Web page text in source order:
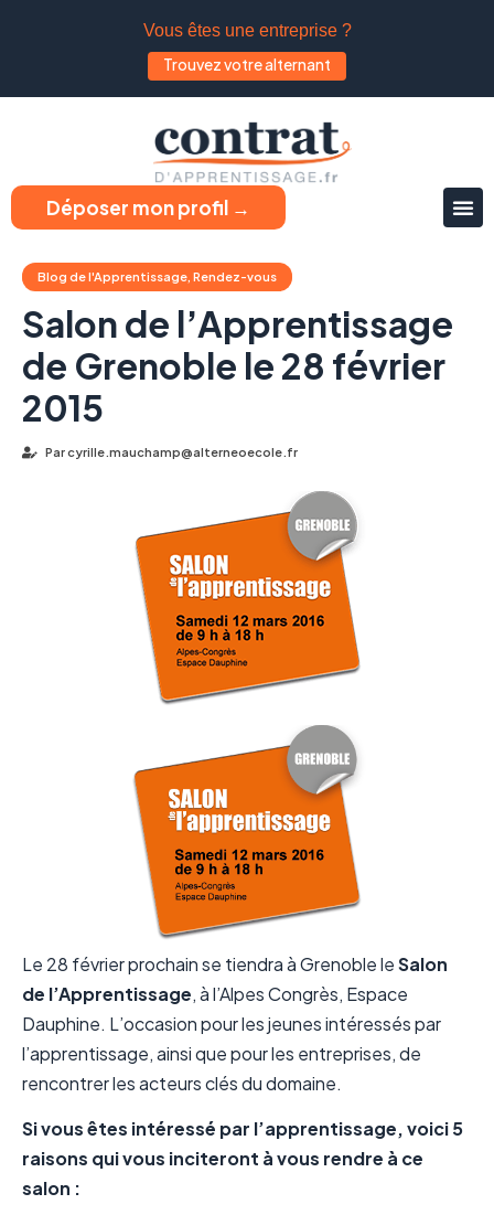
Vous êtes une entreprise ?
Trouvez votre alternant
Déposer mon profil →
Blog de l'Apprentissage, Rendez-vous
Salon de l’Apprentissage
de Grenoble le 28 février
2015
Parcyrille.mauchamp@alterneoecole.fr
Le 28 février prochain se tiendra à Grenoble leSalon
de l’Apprentissage, à l’Alpes Congrès, Espace
Dauphine. L’occasion pour les jeunes intéressés par
l’apprentissage, ainsi que pour les entreprises, de
rencontrer les acteurs clés du domaine.
Si vous êtes intéressé par l’apprentissage, voici 5
raisons qui vous inciteront à vous rendre à ce
salon :